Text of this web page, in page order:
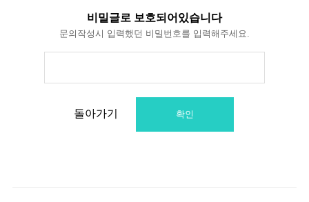
비밀글로 보호되어있습니다
문의작성시 입력했던 비밀번호를 입력해주세요.
돌아가기